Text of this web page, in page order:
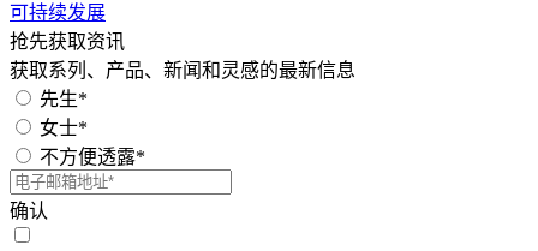
可持续发展
抢先获取资讯
获取系列、产品、新闻和灵感的最新信息
先生*
女士*
不方便透露*
确认